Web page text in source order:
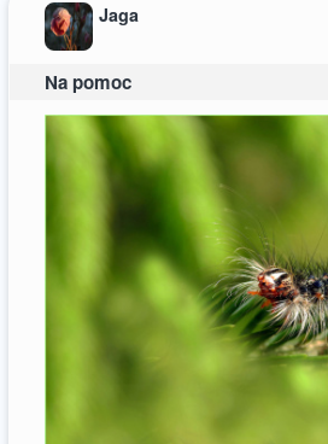
Jaga
Na pomoc